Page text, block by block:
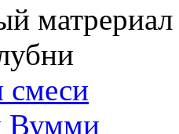
матрериал
смеси
Вумми